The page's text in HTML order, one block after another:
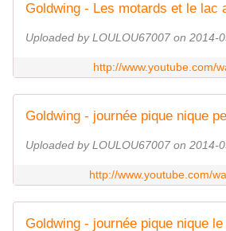
Goldwing - Les motards et le lac
Uploaded by LOULOU67007 on 2014-
http://www.youtube.com/
Uploaded by LOULOU67007 on 2014-
http://www.youtube.com/
Goldwing - journée pique nique